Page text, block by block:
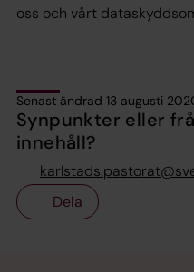
oss och vårt
Senast ändrad 13 augusti
Synpunkter eller
innehåll?
Dela